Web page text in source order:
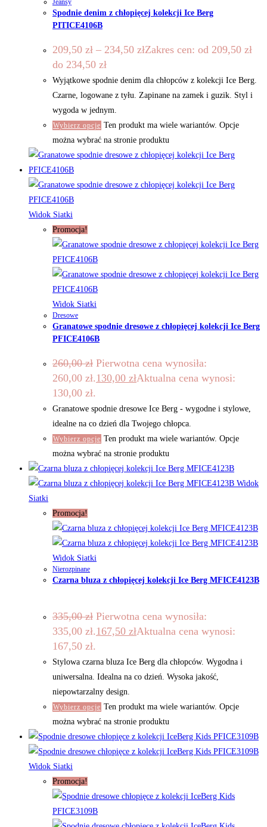
Jeansy
Spodnie denim z chłopięcej kolekcji Ice Berg
PITICE4106B
209,50 zł – 234,50 złZakres cen: od 209,50 zł
do 234,50 zł
Wyjątkowe spodnie denim dla chłopców z kolekcji Ice Berg.
Czarne, logowane z tyłu. Zapinane na zamek i guzik. Styl i
wygoda w jednym.
Wybierz opcje Ten produkt ma wiele wariantów. Opcje
można wybrać na stronie produktu
Widok Siatki
Promocja!
Widok Siatki
Dresowe
Granatowe spodnie dresowe z chłopięcej kolekcji Ice Berg
PFICE4106B
260,00zł Pierwotna cena wynosiła:
260,00 zł. 130,00 złAktualna cena wynosi:
130,00 zł.
Granatowe spodnie dresowe Ice Berg - wygodne i stylowe,
idealne na co dzień dla Twojego chłopca.
Wybierz opcje Ten produkt ma wiele wariantów. Opcje
można wybrać na stronie produktu
Widok
Siatki
Promocja!
Widok Siatki
Nierozpinane
Czarna bluza z chłopięcej kolekcji Ice Berg MFICE4123B
335,00zł Pierwotna cena wynosiła:
335,00 zł.167,50 złAktualna cena wynosi:
167,50 zł.
Stylowa czarna bluza Ice Berg dla chłopców. Wygodna i
uniwersalna. Idealna na co dzień. Wysoka jakość,
niepowtarzalny design.
Wybierz opcje Ten produkt ma wiele wariantów. Opcje
można wybrać na stronie produktu
Widok Siatki
Promocja!